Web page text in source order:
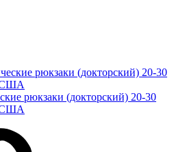
рюкзаки (докторский) 20-30
США